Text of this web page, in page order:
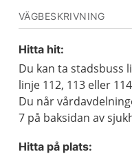
VÄGBESKRIVNING
Hitta hit:
Du kan ta stadsbuss
linje 112, 113 eller
Du når
7 på baksidan av
Hitta på plats: